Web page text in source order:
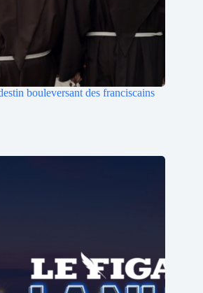
bouleversant des franciscains